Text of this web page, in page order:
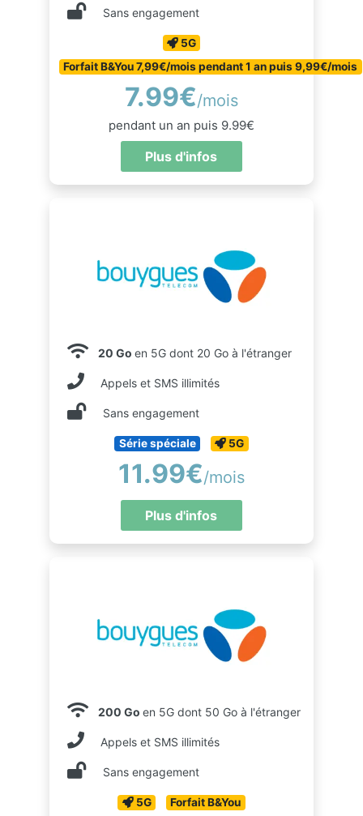
Sans engagement
5G
Forfait B&You 7,99€/mois pendant 1 an puis 9,99€/mois
7.99€/mois
pendant un an puis 9.99€
Plus d'infos
20 Go en 5G dont 20 Go à l'étranger
Appels et SMS illimités
Sans engagement
Série spéciale 5G
11.99€/mois
Plus d'infos
200 Go en 5G dont 50 Go à l'étranger
Appels et SMS illimités
Sans engagement
5G Forfait B&You